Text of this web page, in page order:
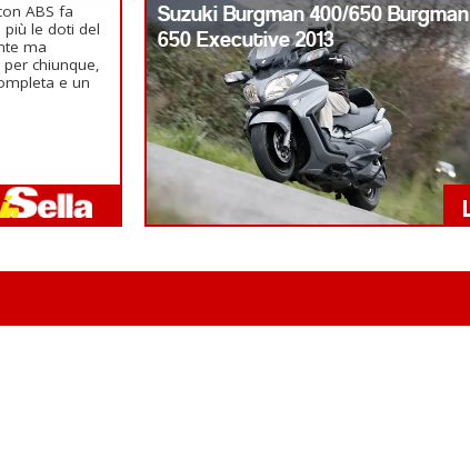
ABS fa
più le doti del
ma
per chiunque,
e un
Suzuki Burgman 400/650 Burgman
650 Executive 2013